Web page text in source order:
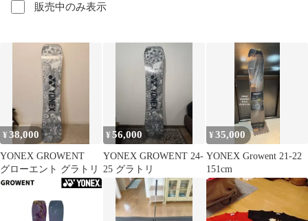
販売中のみ表示
¥38,000
YONEX GROWENT
グローエント グラトリ
¥56,000
YONEX GROWENT 24-
25 グラトリ
¥35,000
YONEX Growent 21-22
151cm